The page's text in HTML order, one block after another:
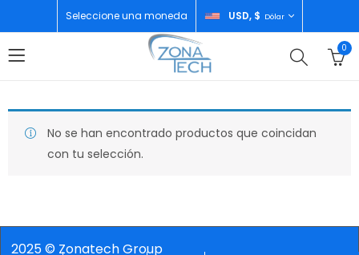
Seleccione una moneda USD, $ Dólar
0
No se han encontrado productos que coincidan
con tu selección.
2025 © Zonatech Group